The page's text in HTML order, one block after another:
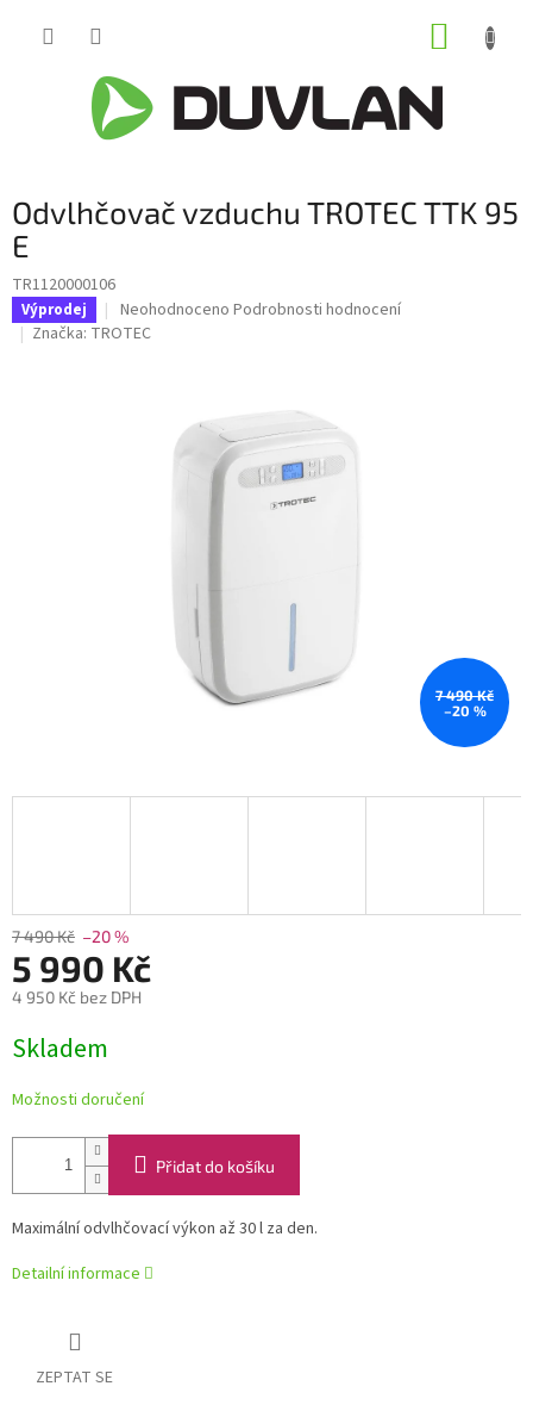
Odvlhčovač vzduchu TROTEC TTK 95
E
TR1120000106
Výprodej
Průměrné
hodnocení
Neohodnoceno Podrobnosti hodnocení
Značka: TROTEC
7 490 Kč
–20 %
7 490 Kč –20 %
5 990 Kč
4 950 Kč bez DPH
cena:
Skladem
Možnosti doručení
Přidat do košíku
Maximální odvlhčovací výkon až 30 l za den.
Detailní informace
ZEPTAT SE